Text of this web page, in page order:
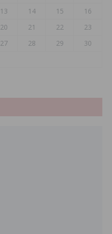
13 14 15
16
20 21 22
23
27 28 29
30